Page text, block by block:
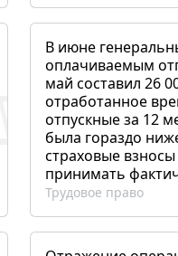
В июне
оплачиваемым
май составил 26
отработанное
отпускные за 12
была гораздо
страховые
принимать
Трудовое право